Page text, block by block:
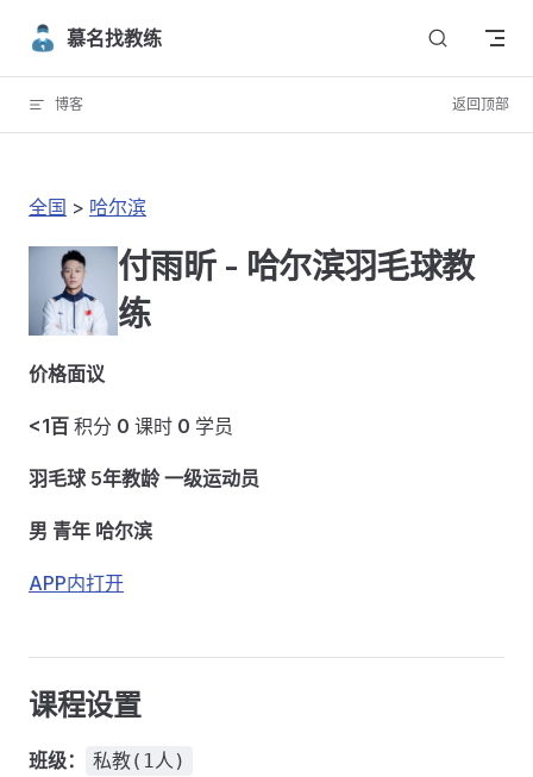
Skip to content
慕名找教练
博客 返回顶部
全国 > 哈尔滨
付雨昕 - 哈尔滨羽毛球教
练
价格面议
<1百 积分 0 课时 0 学员
羽毛球 5年教龄 一级运动员
男 青年 哈尔滨
APP内打开
课程设置
班级： 私教(1人)